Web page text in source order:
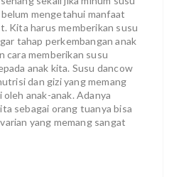
mengetahui manfaat
Kita harus memberikan susu
tahap perkembangan anak
cara memberikan susu
anak kita. Susu dancow
dan gizi yang memang
anak-anak. Adanya
sebagai orang tuanya bisa
yang memang sangat